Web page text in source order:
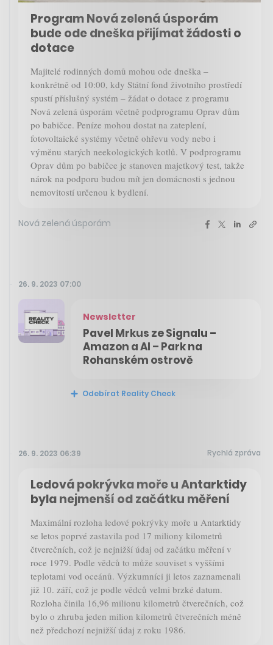
Program Nová zelená úsporám
bude ode dneška přijímat žádosti o
dotace
Majitelé rodinných domů mohou ode dneška –
konkrétně od 10:00, kdy Státní fond životního prostředí
spustí příslušný systém – žádat o dotace z programu
Nová zelená úsporám včetně podprogramu Oprav dům
po babičce. Peníze mohou dostat na zateplení,
fotovoltaické systémy včetně ohřevu vody nebo i
výměnu starých neekologických kotlů. V podprogramu
Oprav dům po babičce je stanoven majetkový test, takže
nárok na podporu budou mít jen domácnosti s jednou
nemovitostí určenou k bydlení.
Nová zelená úsporám
26. 9. 2023 07:00
Newsletter
Pavel Mrkus ze Signalu –
Amazon a AI – Park na
Rohanském ostrově
Odebírat Reality Check
26. 9. 2023 06:39 Rychlá zpráva
Ledová pokrývka moře u Antarktidy
byla nejmenší od začátku měření
Maximální rozloha ledové pokrývky moře u Antarktidy
se letos poprvé zastavila pod 17 miliony kilometrů
čtverečních, což je nejnižší údaj od začátku měření v
roce 1979. Podle vědců to může souviset s vyššími
teplotami vod oceánů. Výzkumníci ji letos zaznamenali
již 10. září, což je podle vědců velmi brzké datum.
Rozloha činila 16,96 milionu kilometrů čtverečních, což
bylo o zhruba jeden milion kilometrů čtverečních méně
než předchozí nejnižší údaj z roku 1986.